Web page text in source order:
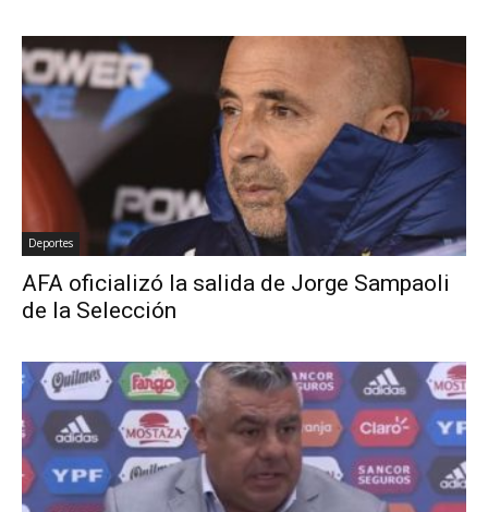
Deportes
AFA oficializó la salida de Jorge Sampaoli
de la Selección